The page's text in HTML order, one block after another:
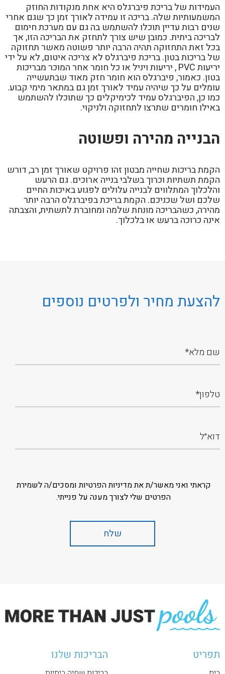
העמידות של בריכת פיברגלס היא אחת מנקודות החוזק
המשמעותיות שלה. בריכה זו עמידה לאורך זמן כך שגם אחרי
שנים רבות עדיין תוכלו להשתמש בה גם עם מערכת חימום
לבריכה ביתית. כמובן שיש צורך לתחזק את הבריכה הזו, אך
בכל זאת התחזוקה תהיה הרבה יותר פשוטה מאשר תחזוקה
של בריכות בטון. בריכת פיברגלס לא צריכה איטום, לא על ידי
יריעות PVC , יריעות ויניל או כל חומר אחר המוכר מבריכות
בטון. כאמור, פיברגלס הוא חומר חזק מאוד שבתעשייה
עומלים על כך שיהיה עמיד לאורך זמן גם במתאר מימי קבוע.
כמו כן, הפיברגלס עמיד לכימיקלים כך שתוכלו להשתמש
באילו חומרים שתרצו לתחזוקה ולניקוי.
הבנייה מהירה ופשוטה
הקמת בריכות שחייה מבטון זהו פרויקט שאורך זמן רב, דורש
הקמת תשתיות וכרוך בשלבי בנייה ארוכים. גם הרעש
והלכלוך המתלווים לבנייה עלולים לפגוע באיכות החיים
שלכם ושל שכניכם. הקמת בריכת בפיברגלס הרבה יותר
מהירה, כשהבריכה מונחת שלמה ומחוברת לתשתית, והצבתה
אינה כרוכה ברעש או בלכלוך.
להצעת מחיר ולפרטים נוספים
קראתי ואני מאשר/ת את מדיניות הפרטיות ומסכים/ה לשמירת
הפרטים שלי לצורך מענה על פנייתי.
תפריט הבריכות שלנו